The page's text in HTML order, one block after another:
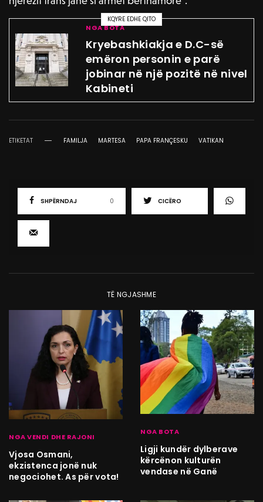
KQYRE EDHE QITO
NGA BOTA
Kryebashkiakja e D.C-së
emëron personin e parë
jobinar në një pozitë në nivel
Kabineti
ETIKETAT FAMILJA MARTESA PAPA FRANÇESKU VATIKAN
SHPËRNDAJ 0 CICËRO
TË NGJASHME
NGA VENDI DHE RAJONI
Vjosa Osmani,
ekzistenca jonë nuk
negociohet. As për vota!
NGA BOTA
Ligji kundër dylberave
kërcënon kulturën
vendase në Ganë